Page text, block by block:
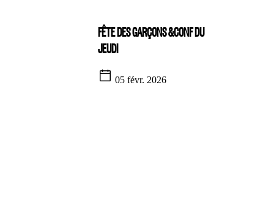
FÊTE DES GARÇONS &CONF DU
JEUDI
05 févr. 2026